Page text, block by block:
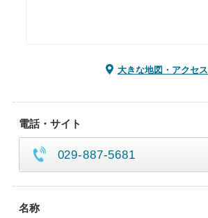
大きな地図・アクセス
電話・サイト
029-887-5681
名称